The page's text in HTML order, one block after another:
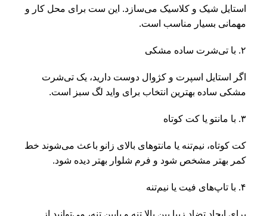
استایل شیک و کلاسیک می‌سازد. این ست برای محل کار و
مهمانی بسیار مناسب است.
۲. با تی‌شرت ساده مشکی
اگر استایل اسپرت و کژوال دوست دارید، یک تی‌شرت
مشکی ساده بهترین انتخاب برای واید لگ سبز است.
۳. با مانتو یا کت کوتاه
کت کوتاه، نیم‌تنه یا مانتوهای بالای زانو باعث می‌شوند خط
کمر بهتر مشخص شود و فرم شلوار بهتر دیده شود.
۴. با تاپ‌های فیت یا نیم‌تنه
برای ایجاد تضاد زیبا بین بالا تنه و پایین تنه، می‌توانید از